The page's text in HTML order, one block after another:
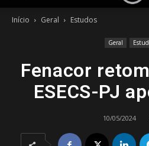
Início Geral Estudos
Geral
Fenacor
ESECS-PJ
10/05/2024